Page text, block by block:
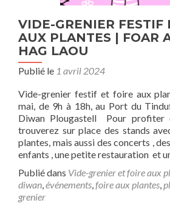
VIDE-GRENIER FESTIF
AUX PLANTES | FOAR
HAG LAOU
Publié le 1 avril 2024
Vide-grenier festif et foire aux
mai, de 9h à 18h, au Port du
Diwan Plougastell Pour profiter
trouverez sur place des stands
plantes, mais aussi des concerts ,
enfants , une petite restauration et
Publié dans Vide-grenier et foire aux
diwan,événements,foire aux plantes,
grenier